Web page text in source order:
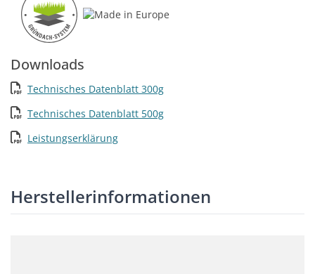
Downloads
Technisches Datenblatt 300g
Technisches Datenblatt 500g
Leistungserklärung
Herstellerinformationen